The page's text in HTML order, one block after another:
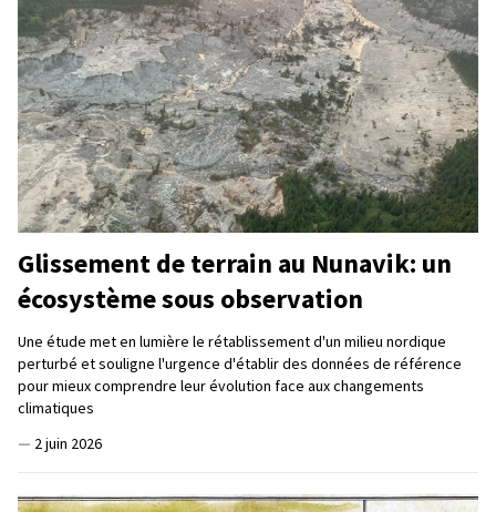
Glissement de terrain au Nunavik: un
écosystème sous observation
Une étude met en lumière le rétablissement d'un milieu nordique
perturbé et souligne l'urgence d'établir des données de référence
pour mieux comprendre leur évolution face aux changements
climatiques
— 2 juin 2026